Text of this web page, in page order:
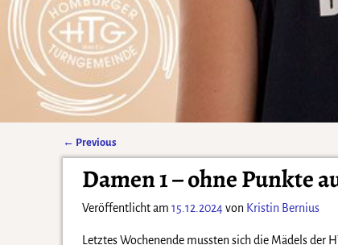
Artikelnavigation
← Previous
Damen 1 – ohne Punkte
Veröffentlicht am 15.12.2024von Kristin Bernius
Letztes Wochenende mussten sich die Mädels der